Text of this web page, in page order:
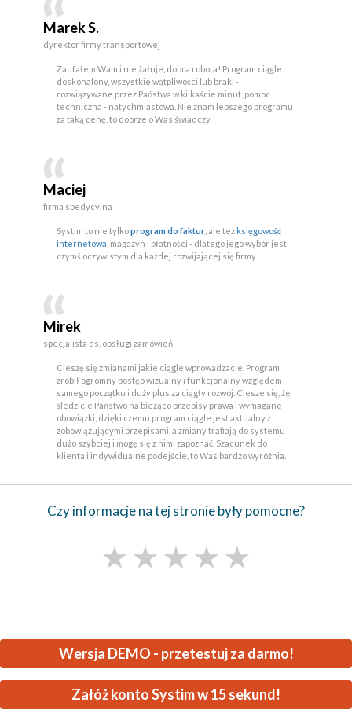
Marek S.
dyrektor firmy transportowej
Zaufałem Wam i nie żałuje, dobra robota! Program ciągle
doskonalony, wszystkie wątpliwości lub braki -
rozwiązywane przez Państwa w kilkaście minut, pomoc
techniczna - natychmiastowa. Nie znam lepszego programu
za taką cenę, to dobrze o Was świadczy.
Maciej
firma spedycyjna
Systim to nie tylkoprogram do faktur, ale też księgowość
internetowa , magazyn i płatności - dlatego jego wybór jest
czymś oczywistym dla każdej rozwijającej się firmy.
Mirek
specjalista ds. obsługi zamówień
Cieszę się zmianami jakie ciągle wprowadzacie. Program
zrobił ogromny postęp wizualny i funkcjonalny względem
samego początku i duży plus za ciągły rozwój. Ciesze się, że
śledzicie Państwo na bieżąco przepisy prawa i wymagane
obowiązki, dzięki czemu program ciągle jest aktualny z
zobowiązującymi przepisami, a zmiany trafiają do systemu
dużo szybciej i mogę się z nimi zapoznać. Szacunek do
klienta i indywidualne podejście, to Was bardzo wyróżnia.
Czy informacje na tej stronie były pomocne?
★★★★★
Wersja DEMO - przetestuj za darmo!
Załóż konto Systim w 15 sekund!